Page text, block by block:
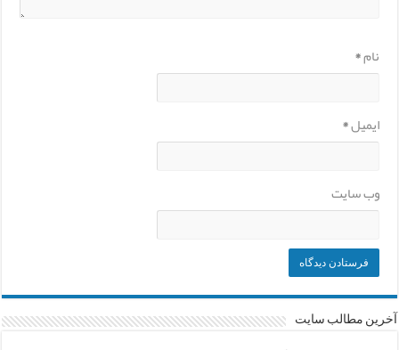
نام*
ایمیل*
وب‌ سایت
آخرین مطالب سایت